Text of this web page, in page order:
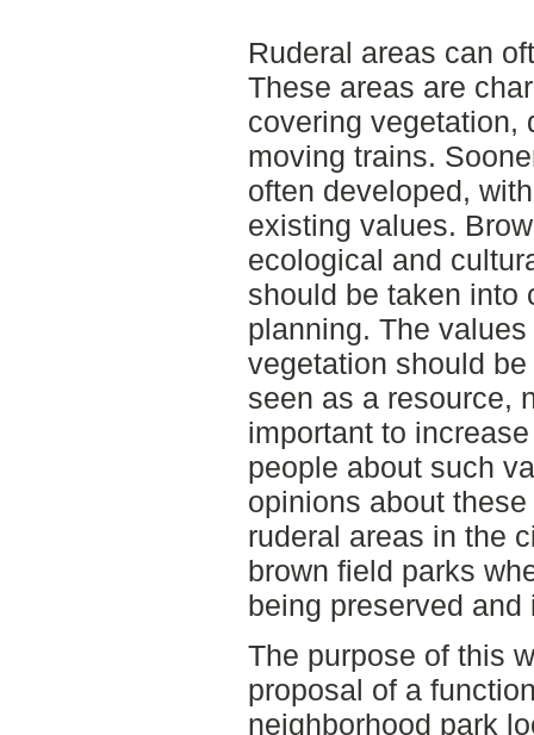
Ruderal areas can
These areas are
covering vegetation,
moving trains.
often developed,
existing values.
ecological and
should be taken into
planning. The
vegetation should
seen as a resource,
important to
people about such
opinions about
ruderal areas in the
brown field parks
being preserved
The purpose of this
proposal of a
neighborhood park